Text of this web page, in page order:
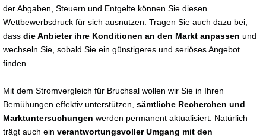
der Abgaben, Steuern und Entgelte können Sie diesen
Wettbewerbsdruck für sich ausnutzen. Tragen Sie auch dazu bei,
dass die Anbieter ihre Konditionen an den Markt anpassen und
wechseln Sie, sobald Sie ein günstigeres und seriöses Angebot
finden.
Mit dem Stromvergleich für Bruchsal wollen wir Sie in Ihren
Bemühungen effektiv unterstützen, sämtliche Recherchen und
Marktuntersuchungen werden permanent aktualisiert. Natürlich
trägt auch ein verantwortungsvoller Umgang mit den